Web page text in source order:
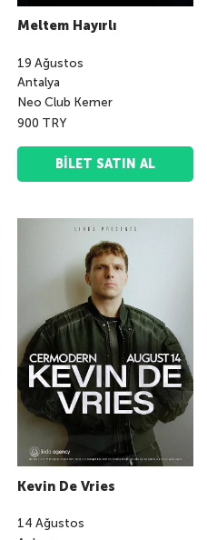
Meltem Hayırlı
19 Ağustos
Antalya
Neo Club Kemer
900 TRY
BILET SATIN AL
Kevin De Vries
14 Ağustos